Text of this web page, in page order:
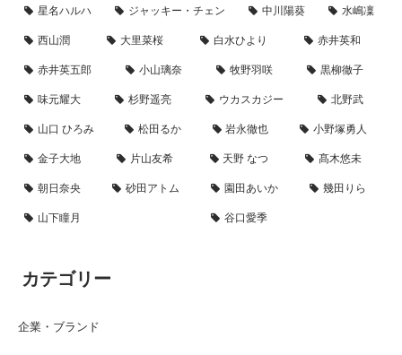
星名ハルハ
ジャッキー・チェン 中川陽葵
水嶋凜
西山潤
大里菜桜 白水ひより
赤井英和
赤井英五郎
小山璃奈 牧野羽咲
黒柳徹子
味元耀大
杉野遥亮 ウカスカジー
北野武
山口 ひろみ
松田るか 岩永徹也
小野塚勇人
金子大地
片山友希 天野 なつ
髙木悠未
朝日奈央
砂田アトム 園田あいか
幾田りら
山下瞳月
谷口愛季
カテゴリー
企業・ブランド